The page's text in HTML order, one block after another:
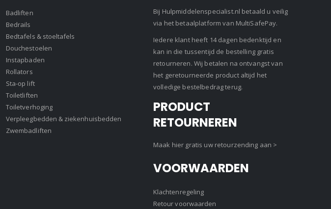
Badliften
Bedrails
Bedtafels & stoeltafels
Douchestoelen
Instapbaden
Rollators
Sta-op lift
Toiletliften
Toiletverhoging
Verpleegbedden & ziekenhuisbedden
Zwembadliften
Bij Hulpmiddelenspecialist.nl betaald u veilig
via het betaalplatform van MultiSafePay.
Iedere klant heeft 14 dagen bedenktijd en
kan in die tussentijd de bestelling gratis
retourneren. Wij betalen na ontvangst van
het geretourneerde product altijd het
volledige bestelbedrag terug.
PRODUCT
RETOURNEREN
Maak hier gratis uw retourzending aan >
VOORWAARDEN
Klachtenregeling
Retour voorwaarden